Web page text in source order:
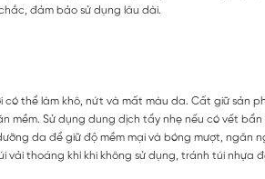
đảm bảo sử dụng lâu dài.
có thể làm khô, nứt và mất màu da. Cất giữ sản
mềm. Sử dụng dung dịch tẩy nhẹ nếu có vết
da để giữ độ mềm mại và bóng mượt, ngăn
vải thoáng khí khi không sử dụng, tránh túi nhựa